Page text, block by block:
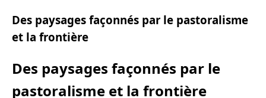
Des paysages façonnés par le pastoralisme
et la frontière
Des paysages façonnés par le
pastoralisme et la frontière